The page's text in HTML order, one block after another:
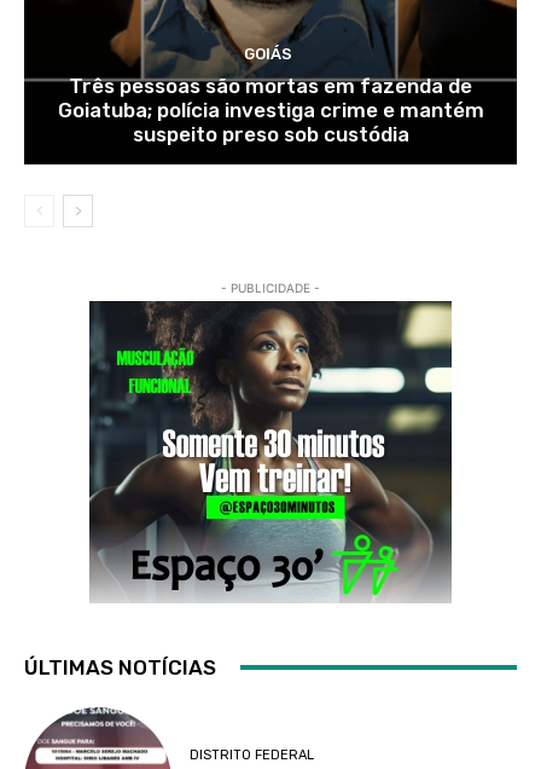
GOIÁS
Três pessoas são mortas em fazenda de
Goiatuba; polícia investiga crime e mantém
suspeito preso sob custódia
- PUBLICIDADE -
ÚLTIMAS NOTÍCIAS
DISTRITO FEDERAL